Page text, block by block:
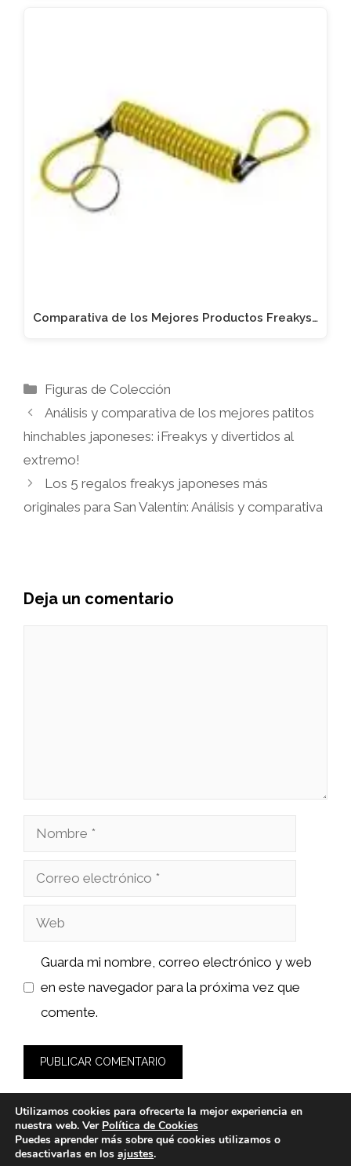
Comparativa de los Mejores Productos Freakys…
Categorías
Figuras de Colección
Análisis y comparativa de los mejores patitos
hinchables japoneses: ¡Freakys y divertidos al
extremo!
Los 5 regalos freakys japoneses más
originales para San Valentín: Análisis y comparativa
Deja un comentario
Nombre
Correo
Web
Guarda mi nombre, correo electrónico y web
en este navegador para la próxima vez que
comente.
© 2026 sushiyakuza.es -Política de Privacidad y Aviso Legal
Utilizamos cookies para ofrecerte la mejor experiencia en
nuestra web. Ver Política de Cookies
Puedes aprender más sobre qué cookies utilizamos o
desactivarlas en los ajustes.